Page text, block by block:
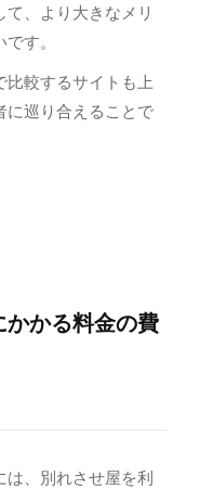
、より大きなメリ
す。
比較するサイトも上
に巡り合えることで
かる料金の費
は、別れさせ屋を利